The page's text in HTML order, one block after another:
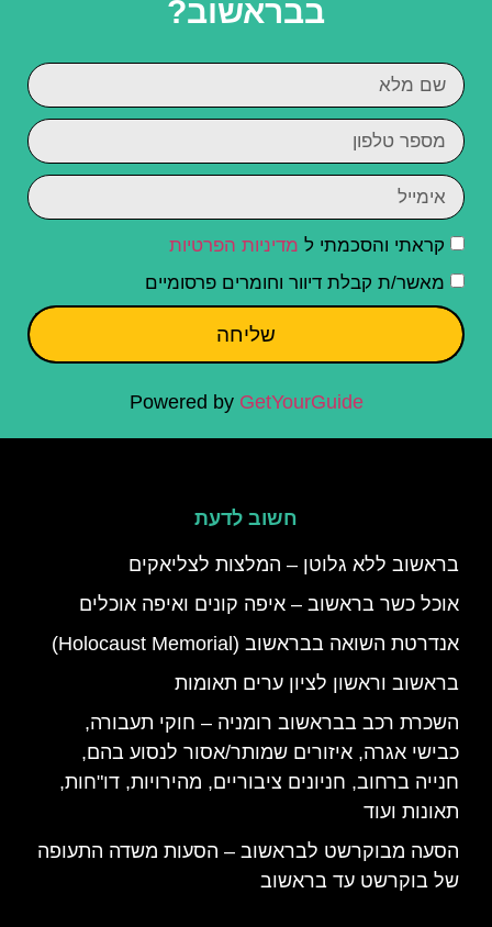
בבראשוב?
קראתי והסכמתי ל מדיניות הפרטיות
מאשר/ת קבלת דיוור וחומרים פרסומיים
שליחה
Powered by GetYourGuide
חשוב לדעת
בראשוב ללא גלוטן – המלצות לצליאקים
אוכל כשר בראשוב – איפה קונים ואיפה אוכלים
אנדרטת השואה בבראשוב (Holocaust Memorial)
בראשוב וראשון לציון ערים תאומות
השכרת רכב בבראשוב רומניה – חוקי תעבורה,
כבישי אגרה, איזורים שמותר/אסור לנסוע בהם,
חנייה ברחוב, חניונים ציבוריים, מהירויות, דו"חות,
תאונות ועוד
הסעה מבוקרשט לבראשוב – הסעות משדה התעופה
של בוקרשט עד בראשוב